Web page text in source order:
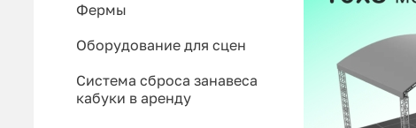
Фермы
Оборудование для сцен
Система сброса занавеса
кабуки в аренду